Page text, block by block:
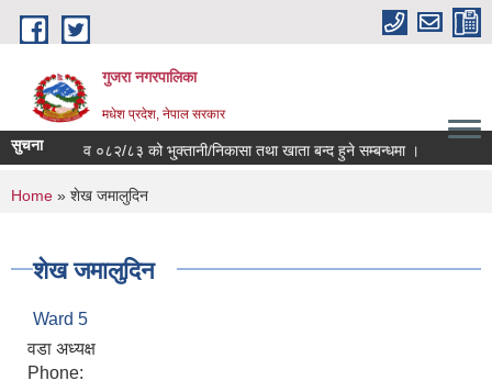
Skip to main content
गुजरा नगरपालिका
मधेश प्रदेश, नेपाल सरकार
सुचनाआ.व ०८२/८३ को भु्क्तानी/निकासा तथा खाता बन्द हुने सम्बन्धमा ।
You are here
Home » शेख जमालुदिन
शेख जमालुदिन
Ward 5
वडा अध्यक्ष
Phone: